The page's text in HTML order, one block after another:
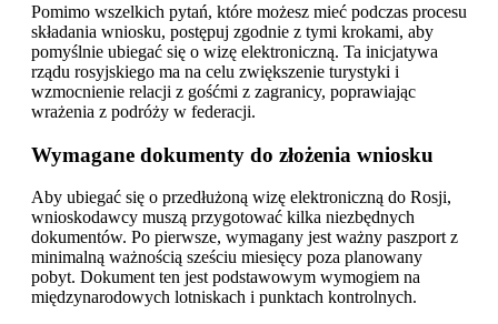
Pomimo wszelkich pytań, które możesz mieć podczas procesu
składania wniosku, postępuj zgodnie z tymi krokami, aby
pomyślnie ubiegać się o wizę elektroniczną. Ta inicjatywa
rządu rosyjskiego ma na celu zwiększenie turystyki i
wzmocnienie relacji z gośćmi z zagranicy, poprawiając
wrażenia z podróży w federacji.
Wymagane dokumenty do złożenia wniosku
Aby ubiegać się o przedłużoną wizę elektroniczną do Rosji,
wnioskodawcy muszą przygotować kilka niezbędnych
dokumentów. Po pierwsze, wymagany jest ważny paszport z
minimalną ważnością sześciu miesięcy poza planowany
pobyt. Dokument ten jest podstawowym wymogiem na
międzynarodowych lotniskach i punktach kontrolnych.